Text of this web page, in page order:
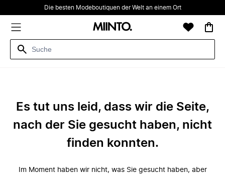
Die besten Modeboutiquen der Welt an einem Ort
Es tut uns leid, dass wir die Seite,
nach der Sie gesucht haben, nicht
finden konnten.
Im Moment haben wir nicht, was Sie gesucht haben, aber